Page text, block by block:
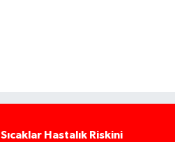
Sıcaklar Hastalık Riskini